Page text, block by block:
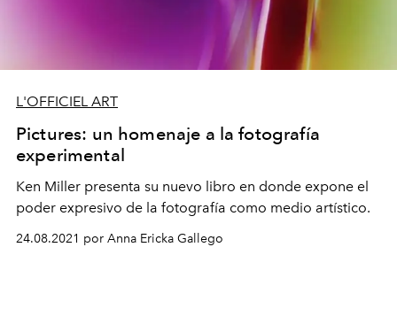
L'OFFICIEL ART
Pictures: un homenaje a la fotografía
experimental
Ken Miller presenta su nuevo libro en donde expone el
poder expresivo de la fotografía como medio artístico.
24.08.2021 por Anna Ericka Gallego